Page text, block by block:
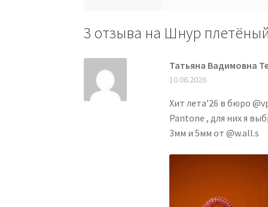
3 отзыва на Шнур
Татьяна Вадимовна
10.06.2026
Хит лета’26 в бюро
Pantone , для них я
3мм и 5мм от @w.all.s